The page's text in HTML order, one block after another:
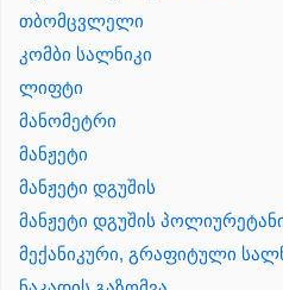
თბომცვლელი
კომბი სალნიკი
ლიფტი
მანომეტრი
მანჟეტი
მანჟეტი დგუშის
მანჟეტი დგუშის
მექანიკური, გრაფიტული